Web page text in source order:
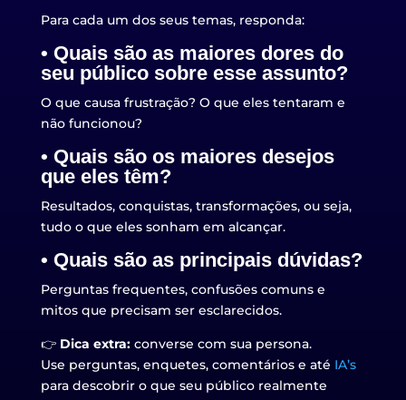
Para cada um dos seus temas, responda:
• Quais são as maiores dores do
seu público sobre esse assunto?
O que causa frustração? O que eles tentaram e
não funcionou?
• Quais são os maiores desejos
que eles têm?
Resultados, conquistas, transformações, ou seja,
tudo o que eles sonham em alcançar.
• Quais são as principais dúvidas?
Perguntas frequentes, confusões comuns e
mitos que precisam ser esclarecidos.
👉 Dica extra:converse com sua persona.
Use perguntas, enquetes, comentários e até IA’s
para descobrir o que seu público realmente